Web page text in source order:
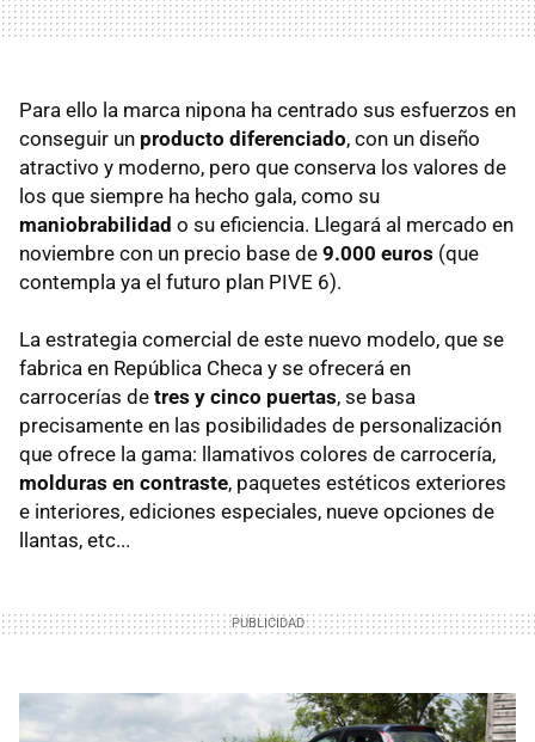
Para ello la marca nipona ha centrado sus esfuerzos en
conseguir un producto diferenciado, con un diseño
atractivo y moderno, pero que conserva los valores de
los que siempre ha hecho gala, como su
maniobrabilidad o su eficiencia. Llegará al mercado en
noviembre con un precio base de 9.000 euros (que
contempla ya el futuro plan PIVE 6).
La estrategia comercial de este nuevo modelo, que se
fabrica en República Checa y se ofrecerá en
carrocerías de tres y cinco puertas, se basa
precisamente en las posibilidades de personalización
que ofrece la gama: llamativos colores de carrocería,
molduras en contraste, paquetes estéticos exteriores
e interiores, ediciones especiales, nueve opciones de
llantas, etc...